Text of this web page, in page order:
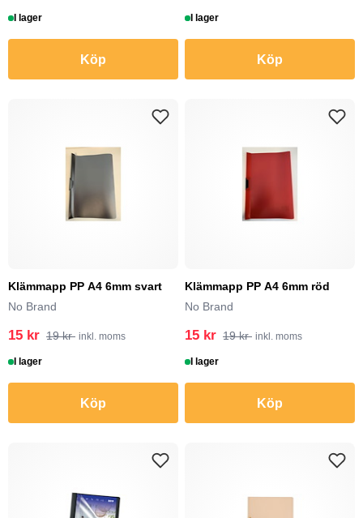
I lager
Köp
I lager
Köp
Klämmapp PP A4 6mm svart
No Brand
15 kr 19 kr inkl. moms
I lager
Köp
Klämmapp PP A4 6mm röd
No Brand
15 kr 19 kr inkl. moms
I lager
Köp